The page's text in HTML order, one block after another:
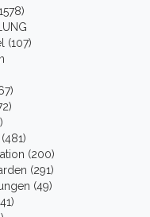
(107)
(200)
(291)
(49)